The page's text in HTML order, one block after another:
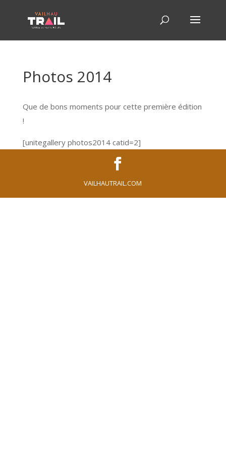
Photos 2014
Que de bons moments pour cette première édition
!
[unitegallery photos2014 catid=2]
VAILHAUTRAIL.COM